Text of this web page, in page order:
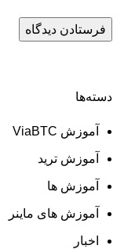
دسته‌ها
آموزش ViaBTC
آموزش ترید
آموزش ها
آموزش های ماینر
اخبار